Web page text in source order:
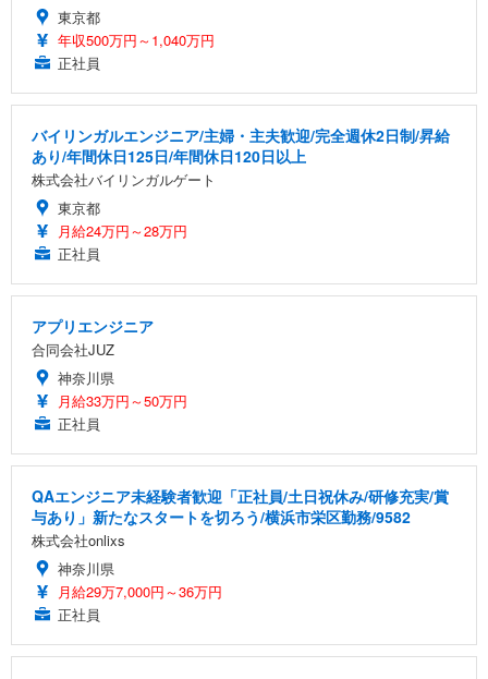
東京都
年収500万円～1,040万円
正社員
バイリンガルエンジニア/主婦・主夫歓迎/完全週休2日制/昇給
あり/年間休日125日/年間休日120日以上
株式会社バイリンガルゲート
東京都
月給24万円～28万円
正社員
アプリエンジニア
合同会社JUZ
神奈川県
月給33万円～50万円
正社員
QAエンジニア未経験者歓迎「正社員/土日祝休み/研修充実/賞
与あり」新たなスタートを切ろう/横浜市栄区勤務/9582
株式会社onlixs
神奈川県
月給29万7,000円～36万円
正社員